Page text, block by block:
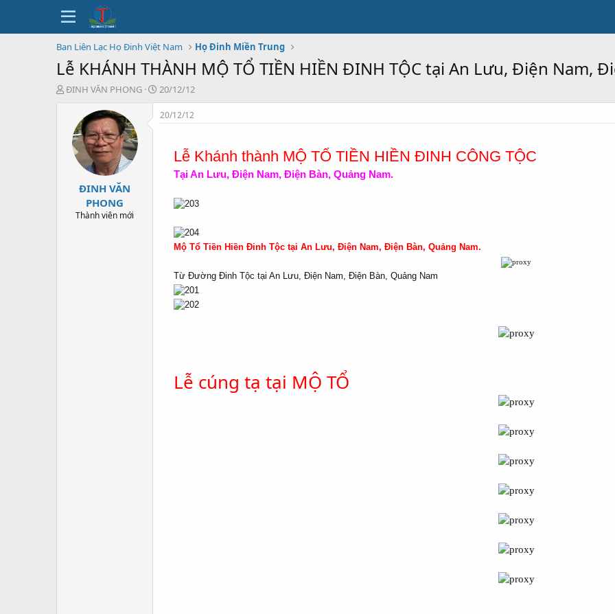
Ban Liên Lạc Họ Đinh Việt Nam Họ Đinh Miền Trung
Lễ KHÁNH THÀNH MỘ TỔ TIỀN HIỀN ĐINH TỘC tại An Lưu, Điện Nam,
T
ĐINH VĂN PHONG
N
g
à
20/12/12
ĐINH VĂN
PHONG
Thành viên mới
20/12/12
Lễ Khánh thành MỘ TỔ TIỀN HIỀN ĐINH CÔNG TỘC
Tại An Lưu, Điện Nam, Điện Bàn, Quảng Nam.
Mộ Tổ Tiền Hiền Đinh Tộc tại An Lưu, Điện Nam, Điện Bàn, Quảng Nam.
Từ Đường Đinh Tộc tại An Lưu, Điện Nam, Điện Bàn, Quảng Nam
Lễ cúng tạ tại MỘ TỔ